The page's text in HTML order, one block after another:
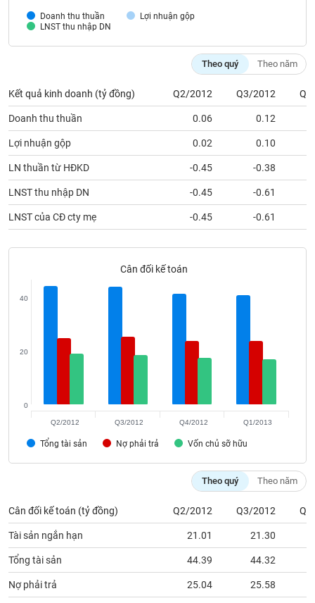
Doanh thu thuần
Lợi nhuận gộp
LNST thu nhập DN
Theo quý Theo năm
Kết quả kinh doanh (tỷ đồng) Q2/2012 Q3/2012
Doanh thu thuần 0.06 0.12
Lợi nhuận gộp 0.02 0.10
LN thuần từ HĐKD -0.45 -0.38
LNST thu nhập DN -0.45 -0.61
LNST của CĐ cty mẹ -0.45 -0.61
Cân đối kế toán
Tổng tài sản Nợ phải trả Vốn chủ sỡ hữu
0
20
40
Q2/2012 Q3/2012 Q4/2012 Q1/2013
Theo quý Theo năm
Cân đối kế toán (tỷ đồng) Q2/2012 Q3/2012
Tài sản ngắn hạn 21.01 21.30
Tổng tài sản 44.39 44.32
Nợ phải trả 25.04 25.58
TIỆN
ÍCH
BẤT
ĐỘNG
SẢN
Mã
chứng
khoán
(-)
Tất cả Cổ phiếu Chỉ số Chứng chỉ quỹ Chứng
Lãnh
đạo
Người nội bộ
Bài
viết
của
Báo
cáo
phân
tích
(-)